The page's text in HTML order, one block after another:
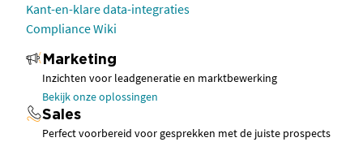
Kant-en-klare data-integraties
Compliance Wiki
Marketing
Inzichten voor leadgeneratie en marktbewerking
Bekijk onze oplossingen
Sales
Perfect voorbereid voor gesprekken met de juiste prospects